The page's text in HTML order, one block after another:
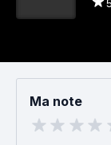
Ma note